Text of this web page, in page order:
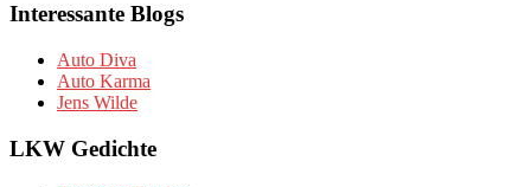
Interessante Blogs
Auto Diva
Auto Karma
Jens Wilde
LKW Gedichte